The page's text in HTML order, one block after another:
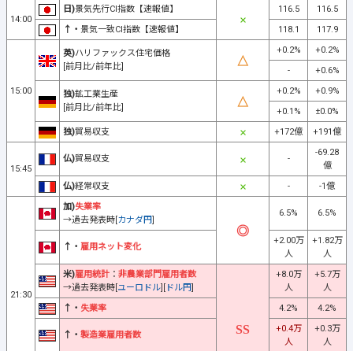
14:00
日)景気先行CI指数【速報値】 116.5
116.5
↑・ 景気一致CI指数【速報値】 118.1 117.9
15:00
英)ハリファックス住宅価格
[前月比/前年比]
+0.2%
+0.2%
-
+0.6%
独)鉱工業生産
[前月比/前年比]
+0.2%
+0.9%
+0.1%
±0.0%
独)貿易収支 +172億 +191億
15:45
仏)貿易収支 -
-69.28
億
仏)経常収支 - -1億
21:30
加)失業率
→過去発表時[ カナダ円
6.5% 6.5%
↑・ 雇用ネット変化
+2.00万
人
+1.82万
人
米)雇用統計 ： 非農業部門雇用者数
→過去発表時[ ユーロドル ドル円
+8.0万
人
+5.7万
人
↑・ 失業率 4.2% 4.2%
↑・ 製造業雇用者数
+0.4万
人
+0.3万
人